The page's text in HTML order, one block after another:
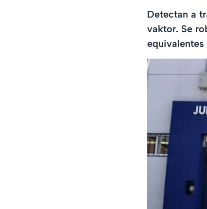
Detectan a
vaktor. Se